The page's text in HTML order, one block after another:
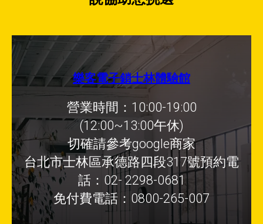
樂客電子鎖士林體驗館
營業時間：10:00-19:00
(12:00~13:00午休)
切確請參考google商家
台北市士林區承德路四段317號預約電
話：02- 2298-0681
免付費電話：0800-265-007